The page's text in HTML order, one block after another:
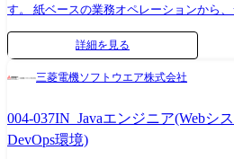
SWE・データサイエンティスト・AIエン
織 ・PdM・AIエンジニア・SREと協働し、事業課題に直結する開発を推
進 ・AIによるコーディング率46.07%、開発量+41%など、生産性改善を
定量管理 ・開発生産性への意識が高く、フルスタックな働き方が好まれ
発表することを推奨 ・1プロダクトあたり10人未満のチーム構成 【あな
たに提供できる価値】 ・「成長事業×AI×エンジニアリング」の実装経験
す。 紙ベースの業務オペレーションから
変革を叶えていく中で、業務オペレーショ
切り離せない関係です。 私たちは、要件定義フェーズから入り、顧客の
成し得たいことの具現化をする、ソフトウ
いただくプロジェクトリーダーを募集して
ウェアで実現したい方 ・要件定義、設計、
ロジェクトを成功に導くために顧客と直接
詳細を見る
三菱電機ソフトウエア株式会社
004-037IN_Javaエンジニア(Webシ
DevOps環境)